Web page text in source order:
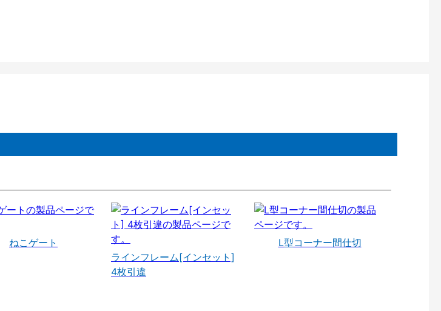
ねこゲート
ラインフレーム[インセット]
4枚引違
L型コーナー間仕切